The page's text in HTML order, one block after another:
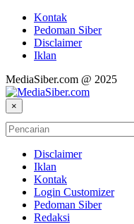
Kontak
Pedoman Siber
Disclaimer
Iklan
MediaSiber.com @ 2025
×
Disclaimer
Iklan
Kontak
Login Customizer
Pedoman Siber
Redaksi